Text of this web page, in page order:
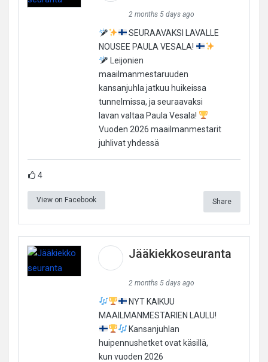
2 months 5 days ago
SEURAAVAKSI LAVALLE
NOUSEE PAULA VESALA!
Leijonien
maailmanmestaruuden
kansanjuhla jatkuu huikeissa
tunnelmissa, ja seuraavaksi
lavan valtaa Paula Vesala!
Vuoden 2026 maailmanmestarit
juhlivat yhdessä
4
View on Facebook Share
Jääkiekkoseuranta
2 months 5 days ago
NYT KAIKUU
MAAILMANMESTARIEN LAULU!
Kansanjuhlan
huipennushetket ovat käsillä,
kun vuoden 2026